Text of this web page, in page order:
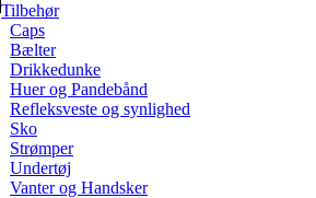
Tilbehør
Caps
Bælter
Drikkedunke
Huer og Pandebånd
Refleksveste og synlighed
Sko
Strømper
Undertøj
Vanter og Handsker